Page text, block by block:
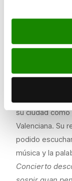
El Cor
de un grupo de
la educación
más lúdica
desde su
su ciudad
Valenciana. Su
podido
música y la
Concierto